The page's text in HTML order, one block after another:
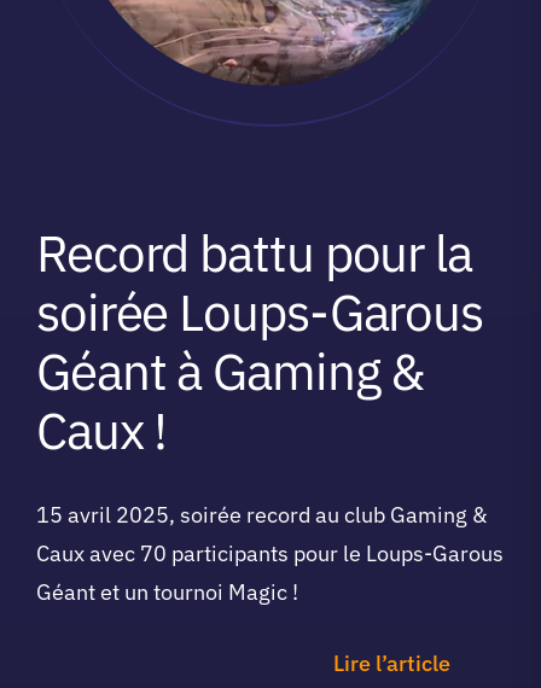
Record battu pour la
soirée Loups-Garous
Géant à Gaming &
Caux !
15 avril 2025, soirée record au club Gaming &
Caux avec 70 participants pour le Loups-Garous
Géant et un tournoi Magic !
Lire l’article